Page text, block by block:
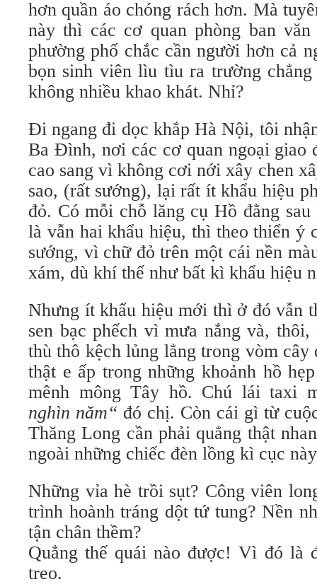
hơn quần áo chóng rách hơn. Mà
này thì các cơ quan phòng ban
phường phố chắc cần người hơn cả
bọn sinh viên lìu tìu ra trường
không nhiều khao khát. Nhỉ?
Đi ngang đi dọc khắp Hà Nội, tôi
Ba Đình, nơi các cơ quan ngoại giao
cao sang vì không cơi nới xây chen
sao, (rất sướng), lại rất ít khẩu hiệu
đỏ. Có mỗi chỗ lăng cụ Hồ đằng
là vẫn hai khẩu hiệu, thì theo thiển ý
sướng, vì chữ đỏ trên một cái nền
xám, dù khí thế như bất kì khẩu hiệu
Nhưng ít khẩu hiệu mới thì ở đó vẫn
sen bạc phếch vì mưa nắng và,
thù thô kệch lủng lẳng trong vòm cây
thật e ấp trong những khoảnh hồ
mênh mông Tây hồ. Chú lái taxi
nghìn năm“ đó chị. Còn cái gì từ
Thăng Long cần phải quẳng thật
ngoài những chiếc đèn lồng kì cục
Những vỉa hè trồi sụt? Công viên
trình hoành tráng dột tứ tung? Nền
tận chân thềm?
Quẳng thế quái nào được! Vì đó là
treo.